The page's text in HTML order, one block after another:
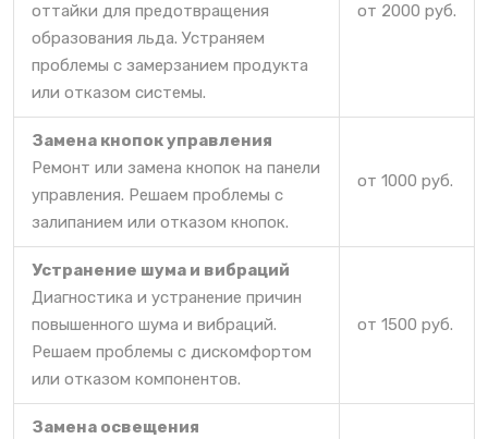
оттайки для предотвращения
образования льда. Устраняем
проблемы с замерзанием продукта
или отказом системы.
от 2000 руб.
Замена кнопок управления
Ремонт или замена кнопок на панели
управления. Решаем проблемы с
залипанием или отказом кнопок.
от 1000 руб.
Устранение шума и вибраций
Диагностика и устранение причин
повышенного шума и вибраций.
Решаем проблемы с дискомфортом
или отказом компонентов.
от 1500 руб.
Замена освещения